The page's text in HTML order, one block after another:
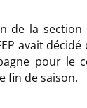
de la
avait
pour le
fin de saison.